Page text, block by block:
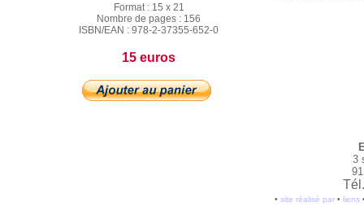
Format : 15 x 21
Nombre de pages : 156
ISBN/EAN : 978-2-37355-652-0
15 euros
3
• site réalisé par• liens